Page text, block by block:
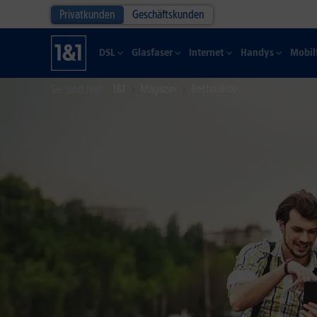
Privatkunden Geschäftskunden
DSL Glasfaser Internet Handys